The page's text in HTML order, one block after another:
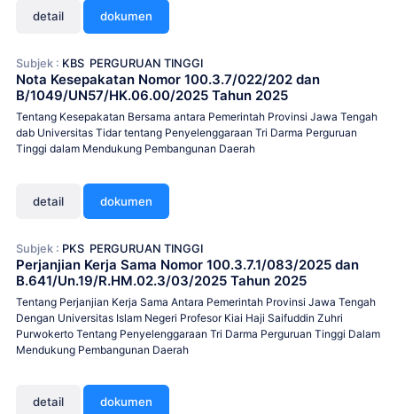
detail dokumen
Subjek : KBS PERGURUAN TINGGI
Nota Kesepakatan Nomor 100.3.7/022/202 dan
B/1049/UN57/HK.06.00/2025 Tahun 2025
Tentang Kesepakatan Bersama antara Pemerintah Provinsi Jawa Tengah
dab Universitas Tidar tentang Penyelenggaraan Tri Darma Perguruan
Tinggi dalam Mendukung Pembangunan Daerah
detail dokumen
Subjek : PKS PERGURUAN TINGGI
Perjanjian Kerja Sama Nomor 100.3.7.1/083/2025 dan
B.641/Un.19/R.HM.02.3/03/2025 Tahun 2025
Tentang Perjanjian Kerja Sama Antara Pemerintah Provinsi Jawa Tengah
Dengan Universitas Islam Negeri Profesor Kiai Haji Saifuddin Zuhri
Purwokerto Tentang Penyelenggaraan Tri Darma Perguruan Tinggi Dalam
Mendukung Pembangunan Daerah
detail dokumen